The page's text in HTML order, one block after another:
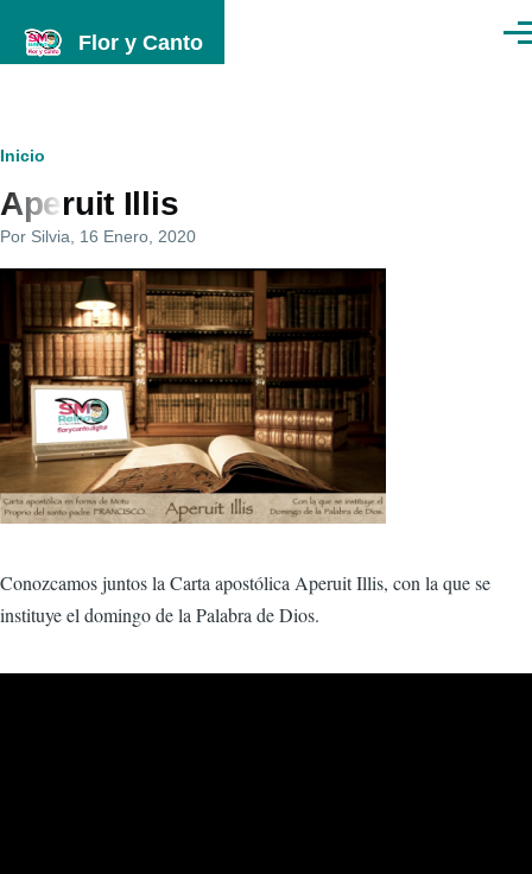
Flor y Canto
Ruta
de
navegación
Inicio
Aperuit Illis
Por Silvia , 16 Enero, 2020
Imagenes
programa
Conozcamos juntos la Carta apostólica Aperuit Illis, con la que se
instituye el domingo de la Palabra de Dios.